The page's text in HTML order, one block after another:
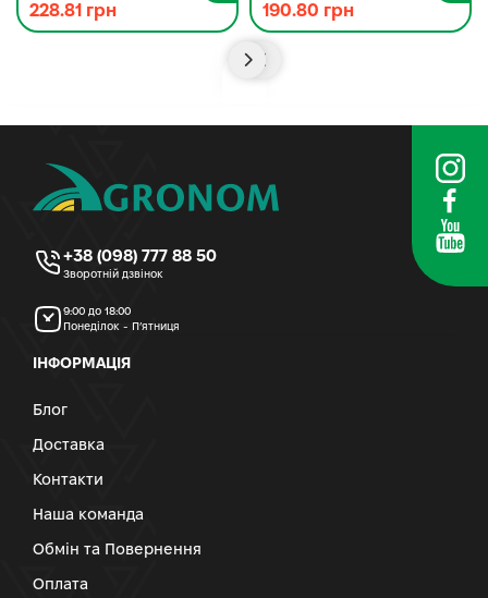
228.81 грн 190.80 грн
+38 (098) 777 88 50
Зворотній дзвінок
9:00 до 18:00
Понеділок - П’ятниця
ІНФОРМАЦІЯ
Блог
Доставка
Контакти
Наша команда
Обмін та Повернення
Оплата